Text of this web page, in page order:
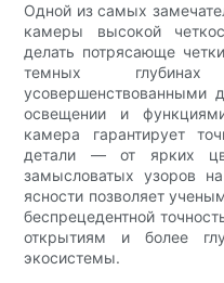
Одной из самых
камеры высокой
делать потрясающе
темных
усовершенствованными
освещении и
камера гарантирует
детали — от ярких
замысловатых узоров
ясности позволяет
беспрецедентной
открытиям и более
экосистемы.